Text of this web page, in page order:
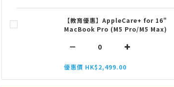
【教育優惠】AppleCare+ for 16"
MacBook Pro (M5 Pro/M5 Max)
優惠價 HK$2,499.00